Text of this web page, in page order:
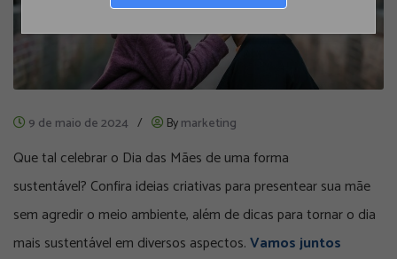
9 de maio de 2024 / Bymarketing
Que tal celebrar o Dia das Mães de uma forma
sustentável? Confira ideias criativas para presentear sua mãe
sem agredir o meio ambiente, além de dicas para tornar o dia
mais sustentável em diversos aspectos.Vamos juntos